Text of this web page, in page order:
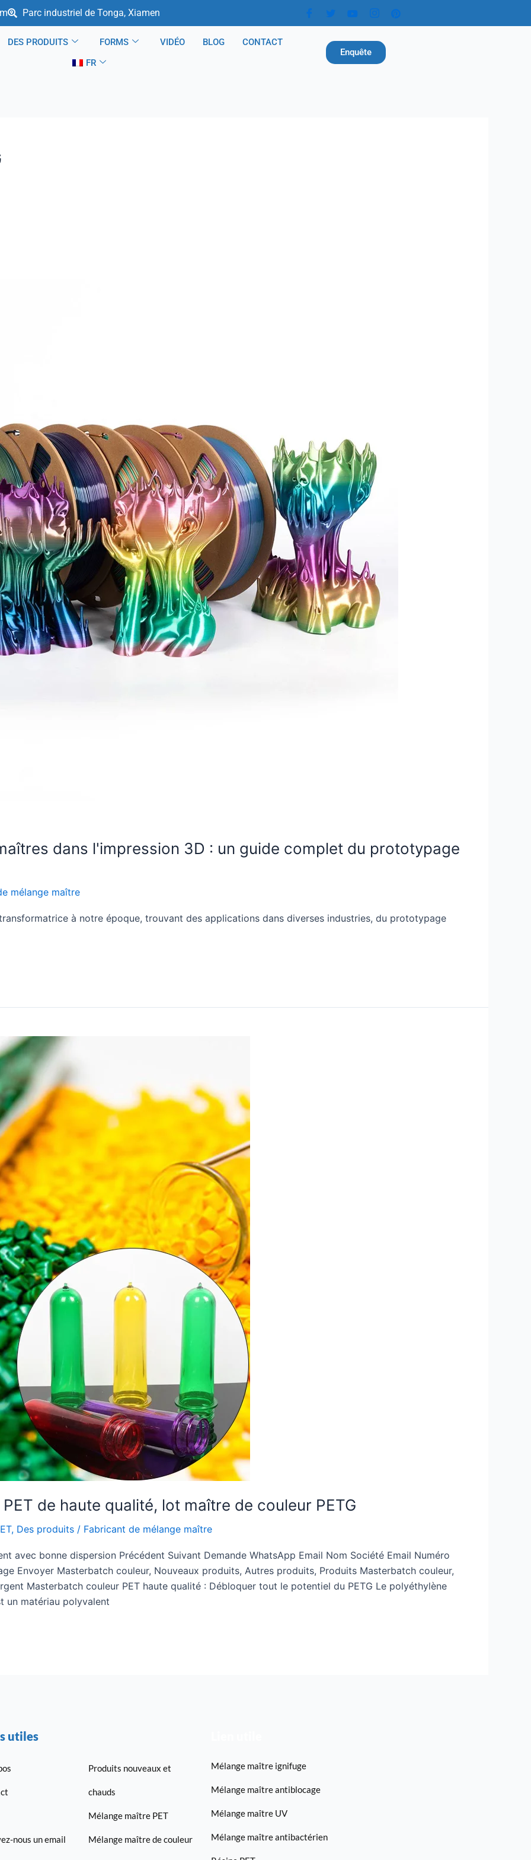
Parc industriel de Tonga, Xiamen
DES PRODUITS FORMS VIDÉO BLOG
CONTACT
FR
Enquête
dans l'impression 3D : un guide complet du prototypage
mélange maître
à notre époque, trouvant des applications dans diverses industries, du prototypage
de haute qualité, lot maître de couleur PETG
, Des produits / Fabricant de mélange maître
avec bonne dispersion Précédent Suivant Demande WhatsApp Email Nom Société Email Numéro
Envoyer Masterbatch couleur, Nouveaux produits, Autres produits, Produits Masterbatch couleur,
Masterbatch couleur PET haute qualité : Débloquer tout le potentiel du PETG Le polyéthylène
un matériau polyvalent
utiles
nous un email
Produits nouveaux et
chauds
Mélange maître PET
Mélange maître de couleur
Mélange maître ignifuge
Mélange maître antiblocage
Mélange maître UV
Mélange maître antibactérien